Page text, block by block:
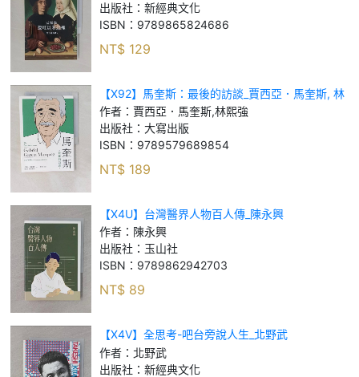
出版社： 新經典文化
ISBN： 9789865824686
NT$ 129
【X92】馬奎斯：最後的訪談_賈西亞．馬奎斯, 林
熙強
作者： 賈西亞．馬奎斯,林熙強
出版社： 大寫出版
ISBN： 9789579689854
NT$ 189
【X4U】台灣醫界人物百人傳_陳永興
作者： 陳永興
出版社： 玉山社
ISBN： 9789862942703
NT$ 89
【X4V】全思考-吧台旁說人生_北野武
作者： 北野武
出版社： 新經典文化